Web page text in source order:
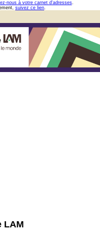
nous à votre carnet d'adresses.
suivez ce lien.
LAM